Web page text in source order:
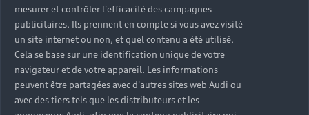
mesurer et contrôler l'efficacité des campagnes
publicitaires. Ils prennent en compte si vous avez visité
un site internet ou non, et quel contenu a été utilisé.
Cela se base sur une identification unique de votre
navigateur et de votre appareil. Les informations
peuvent être partagées avec d'autres sites web Audi ou
avec des tiers tels que les distributeurs et les
Tous les modèles
Recherche de véhicules neufs
Véhicules d'occasion disponibles
Offres pour les professionnels
Électrique
Hybride rechargeable
Citadine
Achat et location
Offres du moment
Configurer mon Audi
Pour les professionnels
Votre Audi